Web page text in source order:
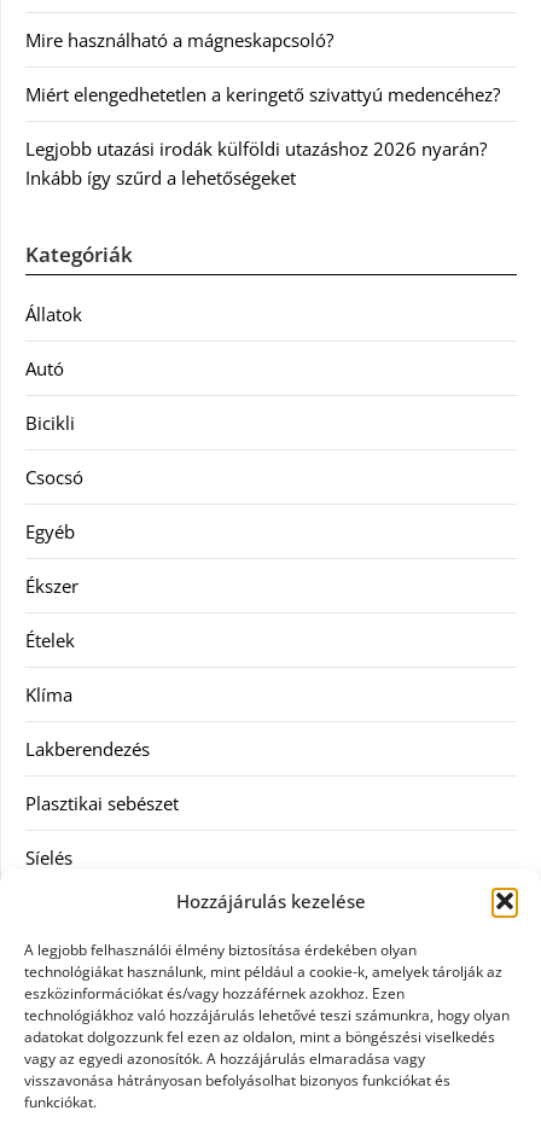
Hozzájárulás kezelése
A legjobb felhasználói élmény biztosítása érdekében olyan
technológiákat használunk, mint például a cookie-k, amelyek tárolják az
eszközinformációkat és/vagy hozzáférnek azokhoz. Ezen
technológiákhoz való hozzájárulás lehetővé teszi számunkra, hogy olyan
adatokat dolgozzunk fel ezen az oldalon, mint a böngészési viselkedés
vagy az egyedi azonosítók. A hozzájárulás elmaradása vagy
visszavonása hátrányosan befolyásolhat bizonyos funkciókat és
funkciókat.
Mire használható a mágneskapcsoló?
Miért elengedhetetlen a keringető szivattyú medencéhez?
Legjobb utazási irodák külföldi utazáshoz 2026 nyarán?
Inkább így szűrd a lehetőségeket
Kategóriák
Állatok
Autó
Bicikli
Csocsó
Egyéb
Ékszer
Ételek
Klíma
Lakberendezés
Plasztikai sebészet
Síelés
Táskák
Vásárlás
Webáruház